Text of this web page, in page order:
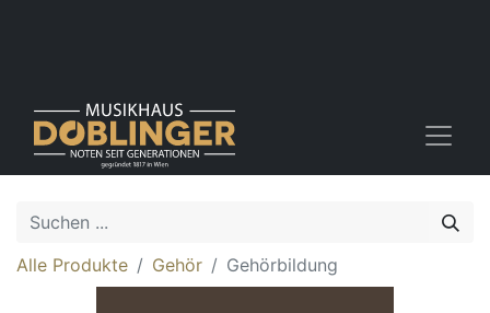
Alle Produkte Gehör Gehörbildung